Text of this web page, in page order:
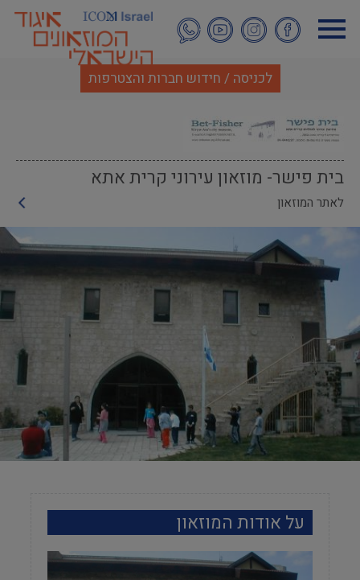
לתוכן
העיקרי
לכניסה / חידוש חברות והצטרפות
בית פישר- מוזאון עירוני קרית אתא
לאתר המוזאון
על אודות המוזאון